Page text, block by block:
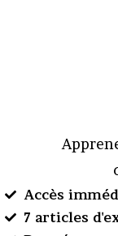
Accès
7 articles